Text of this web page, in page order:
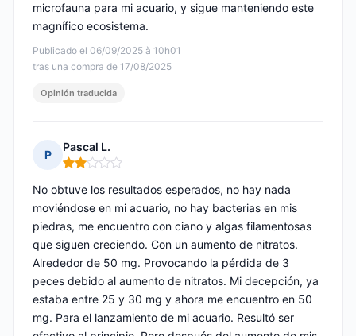
Publicado el 06/09/2025 à 10h01
tras una compra de 17/08/2025
microfauna para mi acuario, y sigue manteniendo este
magnífico ecosistema.
Opinión traducida
P
Pascal L.
Nota: 2 de 5
No obtuve los resultados esperados, no hay nada
moviéndose en mi acuario, no hay bacterias en mis
piedras, me encuentro con ciano y algas filamentosas
que siguen creciendo. Con un aumento de nitratos.
Alrededor de 50 mg. Provocando la pérdida de 3
peces debido al aumento de nitratos. Mi decepción, ya
estaba entre 25 y 30 mg y ahora me encuentro en 50
mg. Para el lanzamiento de mi acuario. Resultó ser